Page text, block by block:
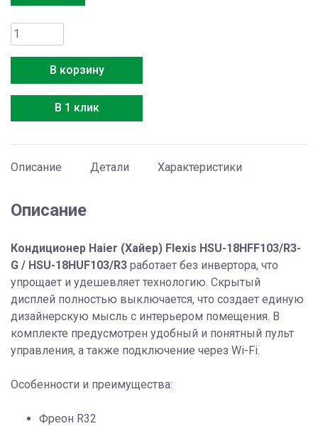
Количество
товара
Flexis
HSU-
18HFF103/R3-
HSU-
В корзину
В 1 клик
Описание Детали Характеристики
Описание
Кондиционер Haier (Хайер) Flexis HSU-18HFF103/R3-
G / HSU-18HUF103/R3 работает без инвертора, что
упрощает и удешевляет технологию. Скрытый
дисплей полностью выключается, что создает единую
дизайнерскую мысль с интерьером помещения. В
комплекте предусмотрен удобный и понятный пульт
управления, а также подключение через Wi-Fi.
Особенности и преимущества:
Фреон R32